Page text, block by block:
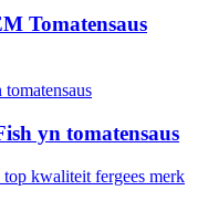
Tomatensaus
yn tomatensaus